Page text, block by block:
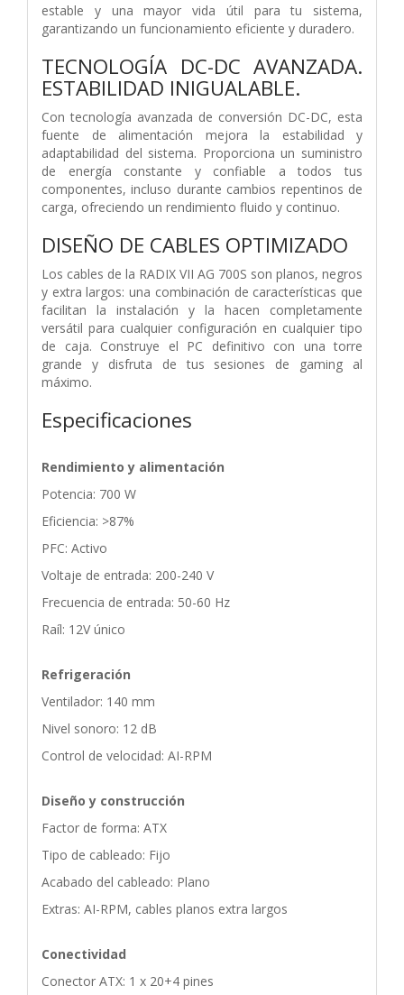
estable y una mayor vida útil para tu sistema,
garantizando un funcionamiento eficiente y duradero.
TECNOLOGÍA DC-DC AVANZADA.
ESTABILIDAD INIGUALABLE.
Con tecnología avanzada de conversión DC-DC, esta
fuente de alimentación mejora la estabilidad y
adaptabilidad del sistema. Proporciona un suministro
de energía constante y confiable a todos tus
componentes, incluso durante cambios repentinos de
carga, ofreciendo un rendimiento fluido y continuo.
DISEÑO DE CABLES OPTIMIZADO
Los cables de la RADIX VII AG 700S son planos, negros
y extra largos: una combinación de características que
facilitan la instalación y la hacen completamente
versátil para cualquier configuración en cualquier tipo
de caja. Construye el PC definitivo con una torre
grande y disfruta de tus sesiones de gaming al
máximo.
Especificaciones
Rendimiento y alimentación
Potencia: 700 W
Eficiencia: >87%
PFC: Activo
Voltaje de entrada: 200-240 V
Frecuencia de entrada: 50-60 Hz
Raíl: 12V único
Refrigeración
Ventilador: 140 mm
Nivel sonoro: 12 dB
Control de velocidad: AI-RPM
Diseño y construcción
Factor de forma: ATX
Tipo de cableado: Fijo
Acabado del cableado: Plano
Extras: AI-RPM, cables planos extra largos
Conectividad
Conector ATX: 1 x 20+4 pines